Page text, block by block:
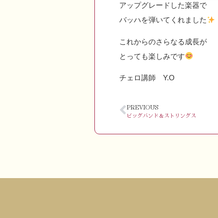
アップグレードした楽器で
バッハを弾いてくれました
これからのさらなる成長が
とっても楽しみです
チェロ講師 Y.O
PREVIOUS
ビッグバンド＆ストリングス